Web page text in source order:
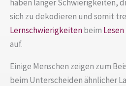
haben länger Schwierigkeiten,
sich zu dekodieren und somit
Lernschwierigkeitenbeim Lesen
auf.
Einige Menschen zeigen zum
beim Unterscheiden ähnlicher